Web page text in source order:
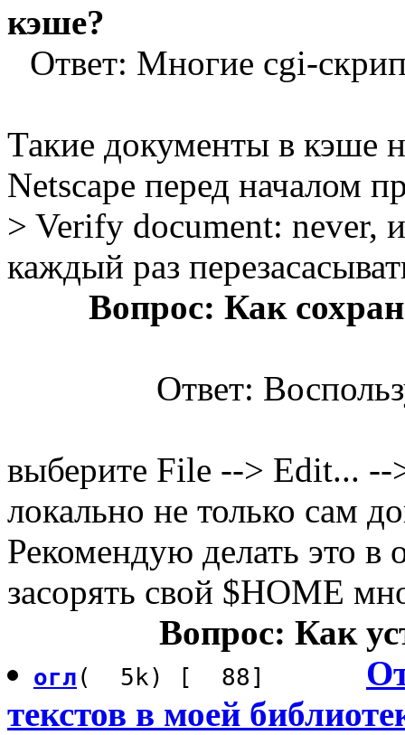
кэше?
Ответ: Многие cgi-
Такие документы в кэше
Netscape перед началом
> Verify document: never,
каждый раз
Вопрос: Как
Ответ:
выберите File --> Edit... --
локально не только сам
Рекомендую делать это в
засорять свой $HOME
Вопрос: Как
огл( 5k) [ 88]
текстов в моей